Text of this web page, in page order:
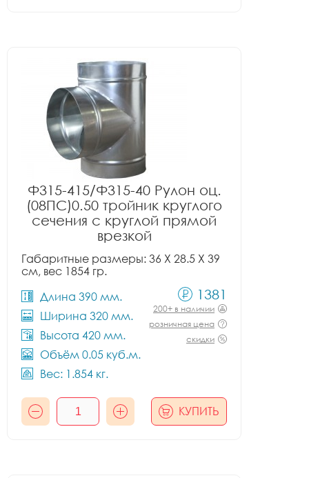
Ф315-415/Ф315-40 Рулон оц.
(08ПС)0.50 тройник круглого
сечения с круглой прямой
врезкой
Габаритные размеры: 36 X 28.5 X 39
см, вес 1854 гр.
Длина 390 мм.
Ширина 320 мм.
Высота 420 мм.
Объём 0.05 куб.м.
Вес: 1.854 кг.
1381
200+ в наличии
розничная цена
скидки
КУПИТЬ